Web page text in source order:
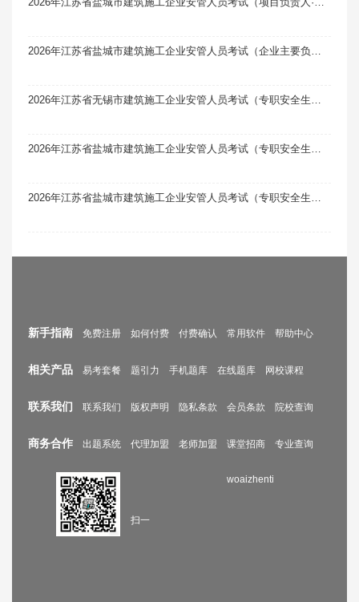
新手指南 免费注册 如何付费 付费确认 常用软件 帮助中心
相关产品 易考套餐 题引力 手机题库 在线题库 网校课程
联系我们 联系我们 版权声明 隐私条款 会员条款 院校查询
商务合作 出题系统 代理加盟 老师加盟 课堂招商 专业查询
扫一
woaizhenti